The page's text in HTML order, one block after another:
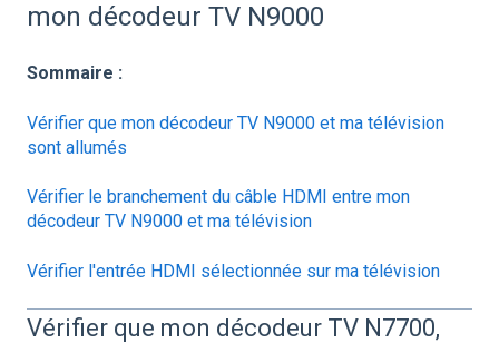
mon décodeur TV N9000
Sommaire :
Vérifier que mon décodeur TV N9000 et ma télévision
sont allumés
Vérifier le branchement du câble HDMI entre mon
décodeur TV N9000 et ma télévision
Vérifier l'entrée HDMI sélectionnée sur ma télévision
Vérifier que mon décodeur TV N7700,